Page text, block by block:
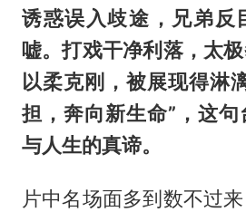
诱惑误入歧途，兄弟反
嘘。打戏干净利落，太极
以柔克刚，被展现得淋
担，奔向新生命”，这
与人生的真谛。
片中名场面多到数不过